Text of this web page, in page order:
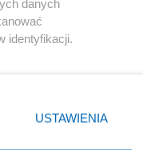
danych
identyfikacji.
prywatności
strony
zgody
USTAWIENIA